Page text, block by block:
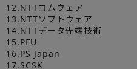
12.NTTコムウェア
13.NTTソフトウェア
14.NTTデータ先端技術
15.PFU
16.PS Japan
17.SCSK